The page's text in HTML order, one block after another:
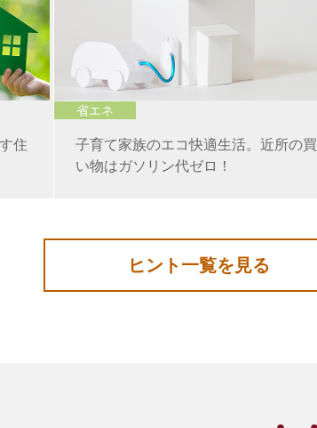
住
省エネ
子育て家族のエコ快適生活。近所の買
い物はガソリン代ゼロ！
ヒント一覧を見る